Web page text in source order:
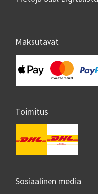
Maksutavat
Toimitus
Sosiaalinen media